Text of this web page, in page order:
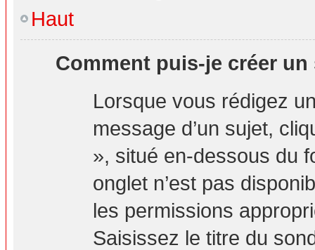
Haut
Comment puis-je créer un
Lorsque vous rédigez
message d’un sujet,
», situé en-dessous du
onglet n’est pas
les permissions
Saisissez le titre du